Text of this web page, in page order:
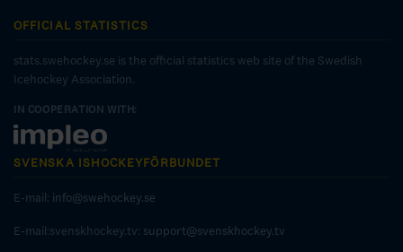
OFFICIAL STATISTICS
stats.swehockey.se is the official statistics web site of the Swedish
Icehockey Association.
IN COOPERATION WITH:
SVENSKA ISHOCKEYFÖRBUNDET
E-mail: info@swehockey.se
E-mail:svenskhockey.tv: support@svenskhockey.tv